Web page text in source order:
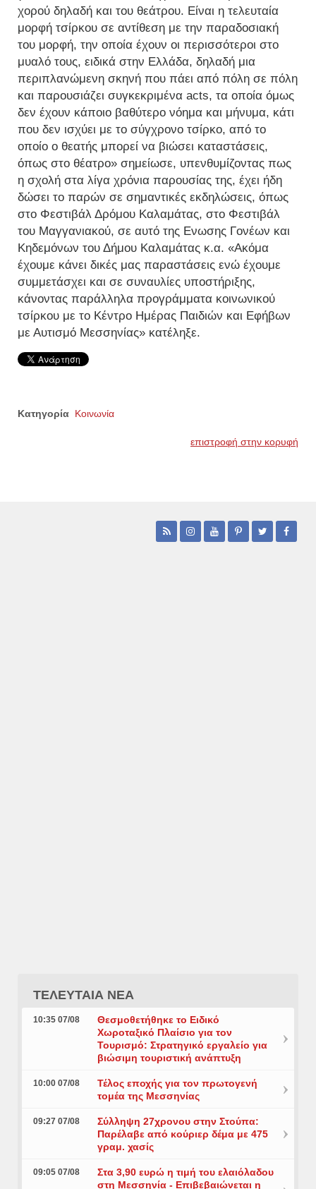
χορού δηλαδή και του θεάτρου. Είναι η τελευταία
μορφή τσίρκου σε αντίθεση με την παραδοσιακή
του μορφή, την οποία έχουν οι περισσότεροι στο
μυαλό τους, ειδικά στην Ελλάδα, δηλαδή μια
περιπλανώμενη σκηνή που πάει από πόλη σε πόλη
και παρουσιάζει συγκεκριμένα acts, τα οποία όμως
δεν έχουν κάποιο βαθύτερο νόημα και μήνυμα, κάτι
που δεν ισχύει με το σύγχρονο τσίρκο, από το
οποίο ο θεατής μπορεί να βιώσει καταστάσεις,
όπως στο θέατρο» σημείωσε, υπενθυμίζοντας πως
η σχολή στα λίγα χρόνια παρουσίας της, έχει ήδη
δώσει το παρών σε σημαντικές εκδηλώσεις, όπως
στο Φεστιβάλ Δρόμου Καλαμάτας, στο Φεστιβάλ
του Μαγγανιακού, σε αυτό της Ενωσης Γονέων και
Κηδεμόνων του Δήμου Καλαμάτας κ.α. «Ακόμα
έχουμε κάνει δικές μας παραστάσεις ενώ έχουμε
συμμετάσχει και σε συναυλίες υποστήριξης,
κάνοντας παράλληλα προγράμματα κοινωνικού
τσίρκου με το Κέντρο Ημέρας Παιδιών και Εφήβων
με Αυτισμό Μεσσηνίας» κατέληξε.
Κατηγορία Κοινωνία
επιστροφή στην κορυφή
ΤΕΛΕΥΤΑΙΑ ΝΕΑ
10:35 07/08
Θεσμοθετήθηκε το Ειδικό
Χωροταξικό Πλαίσιο για τον
Τουρισμό: Στρατηγικό εργαλείο για
βιώσιμη τουριστική ανάπτυξη
10:00 07/08
Τέλος εποχής για τον πρωτογενή
τομέα της Μεσσηνίας
09:27 07/08
Σύλληψη 27χρονου στην Στούπα:
Παρέλαβε από κούριερ δέμα με 475
γραμ. χασίς
09:05 07/08
Στα 3,90 ευρώ η τιμή του ελαιόλαδου
στη Μεσσηνία - Επιβεβαιώνεται η